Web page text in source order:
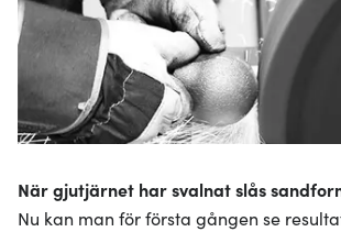
När gjutjärnet har svalnat slås
Nu kan man för första gången se